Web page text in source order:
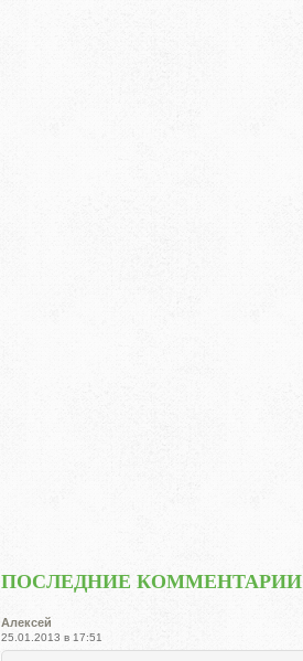
ПОСЛЕДНИЕ КОММЕНТАРИИ
Алексей
25.01.2013 в 17:51